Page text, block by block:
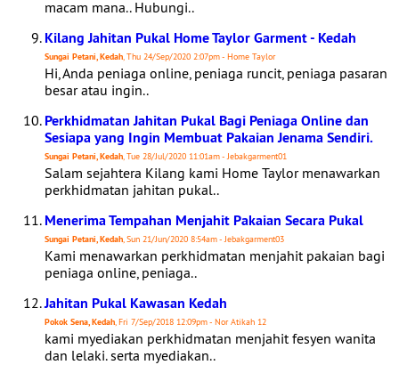
macam mana.. Hubungi..
Kilang Jahitan Pukal Home Taylor Garment - Kedah
Sungai Petani, Kedah, Thu 24/Sep/2020 2:07pm - Home Taylor
Hi, Anda peniaga online, peniaga runcit, peniaga pasaran
besar atau ingin..
Perkhidmatan Jahitan Pukal Bagi Peniaga Online dan
Sesiapa yang Ingin Membuat Pakaian Jenama Sendiri.
Sungai Petani, Kedah, Tue 28/Jul/2020 11:01am - Jebakgarment01
Salam sejahtera Kilang kami Home Taylor menawarkan
perkhidmatan jahitan pukal..
Menerima Tempahan Menjahit Pakaian Secara Pukal
Sungai Petani, Kedah, Sun 21/Jun/2020 8:54am - Jebakgarment03
Kami menawarkan perkhidmatan menjahit pakaian bagi
peniaga online, peniaga..
Jahitan Pukal Kawasan Kedah
Pokok Sena, Kedah, Fri 7/Sep/2018 12:09pm - Nor Atikah 12
kami myediakan perkhidmatan menjahit fesyen wanita
dan lelaki. serta myediakan..